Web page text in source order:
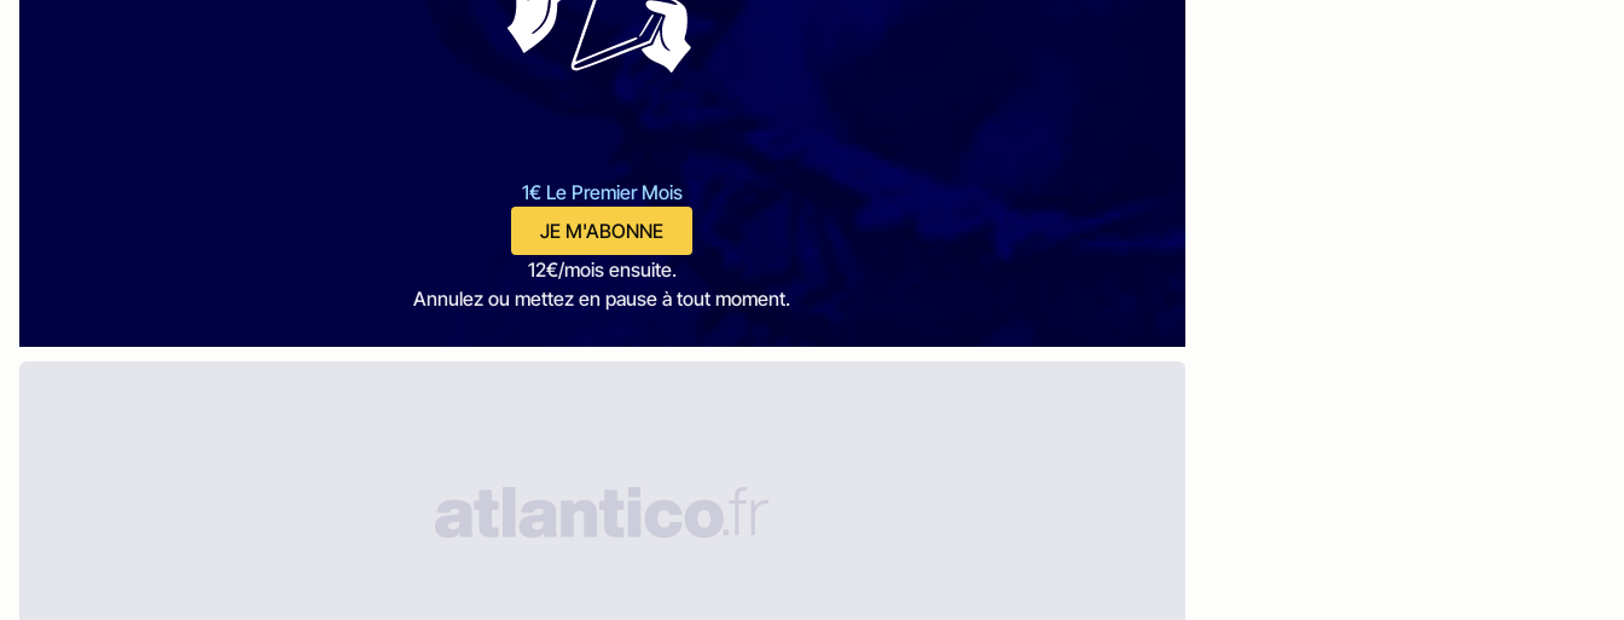
1€ Le Premier Mois
JE M'ABONNE
12€/mois ensuite.
Annulez ou mettez en pause à tout moment.